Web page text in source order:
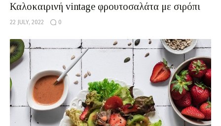
Καλοκαιρινή vintage φρουτοσαλάτα με σιρόπι
22 JULY, 2022 0